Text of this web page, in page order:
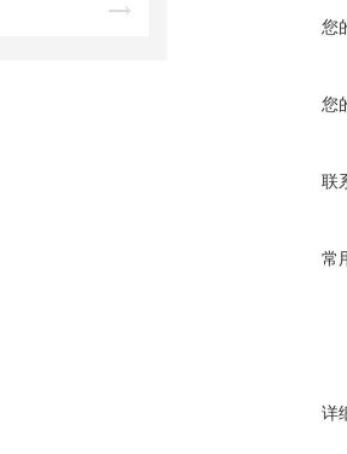
您
您
联
常
详